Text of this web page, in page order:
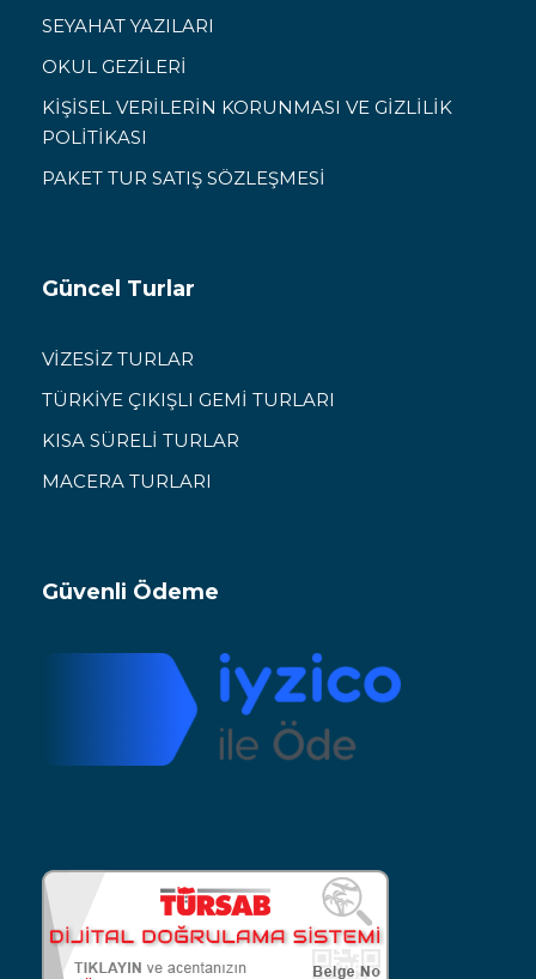
SEYAHAT YAZILARI
OKUL GEZİLERİ
KİŞİSEL VERİLERİN KORUNMASI VE GİZLİLİK
POLİTİKASI
PAKET TUR SATIŞ SÖZLEŞMESİ
Güncel Turlar
VİZESİZ TURLAR
TÜRKİYE ÇIKIŞLI GEMİ TURLARI
KISA SÜRELİ TURLAR
MACERA TURLARI
Güvenli Ödeme